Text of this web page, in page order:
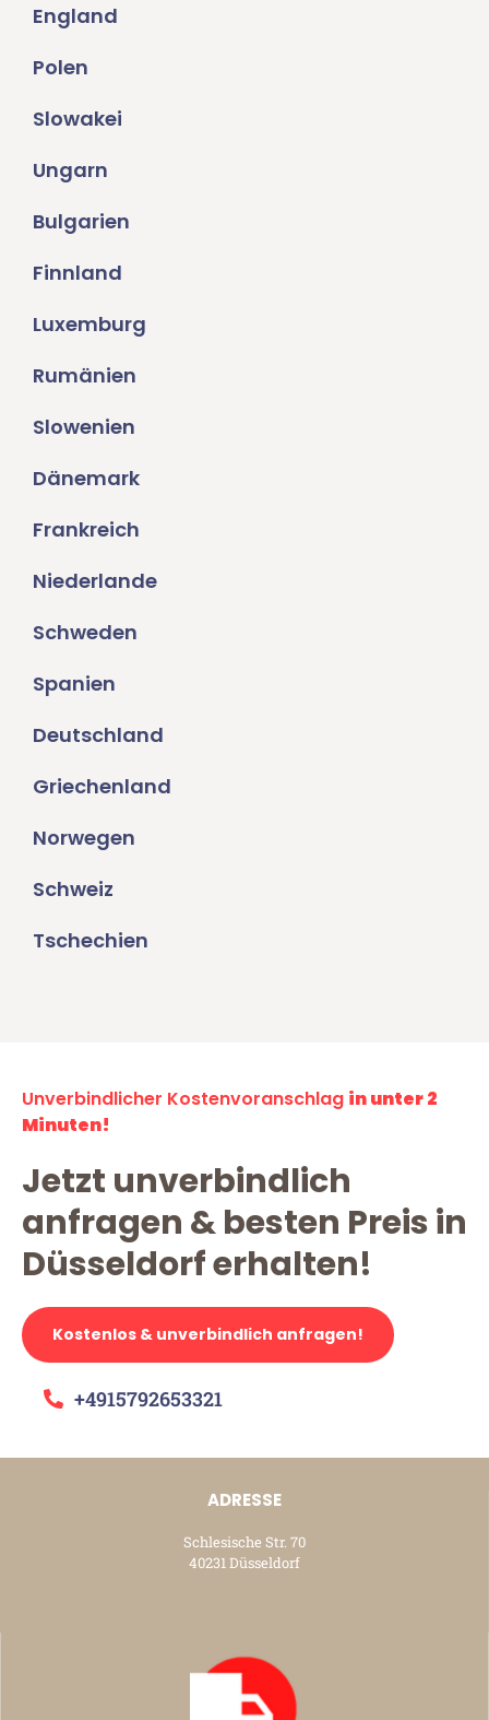
England
Polen
Slowakei
Ungarn
Bulgarien
Finnland
Luxemburg
Rumänien
Slowenien
Dänemark
Frankreich
Niederlande
Schweden
Spanien
Deutschland
Griechenland
Norwegen
Schweiz
Tschechien
Unverbindlicher Kostenvoranschlag in unter 2
Minuten!
Jetzt unverbindlich
anfragen & besten Preis in
Düsseldorf erhalten!
Kostenlos & unverbindlich anfragen!
+4915792653321
ADRESSE
Schlesische Str. 70
40231 Düsseldorf